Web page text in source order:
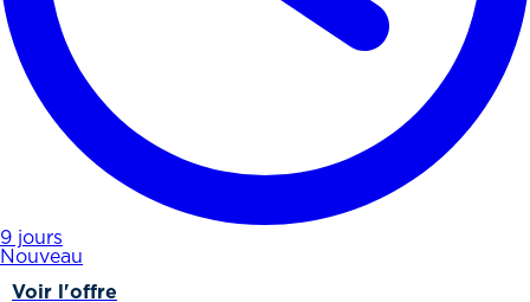
9 jours
Nouveau
Voir l'offre